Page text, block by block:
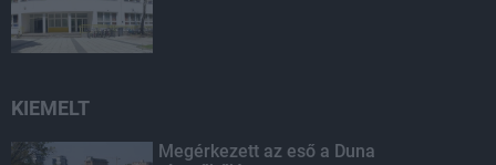
KIEMELT
Megérkezett az eső a Duna